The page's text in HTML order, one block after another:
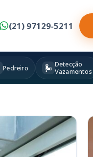
(21) 97129-5211
Pedreiro
Detecção
Vazamentos